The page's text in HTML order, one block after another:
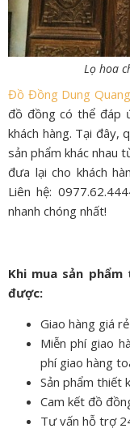
Lọ hoa
Đồ Đồng Dung
đồ đồng có thể đáp
khách hàng. Tại đây,
sản phẩm khác nhau
đưa lại cho khách
Liên hệ:
nhanh chóng nhất!
Khi mua sản
được:
Giao hàng giá
Miễn phí giao
phí giao hàng
Sản phẩm thiết
Cam kết đồ
Tư vấn hỗ trợ